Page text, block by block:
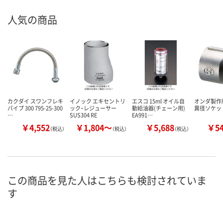
人気の商品
カクダイ スワンフレキ
パイプ 300 795-25-300
…
￥4,552（税込）
イノック エキセントリ
ック・レジューサー
SUS304 RE
￥1,804～（税込）
エスコ 15ml オイル自
動給油器(チェーン用)
EA991…
￥5,688（税込）
オンダ製作
異径ソケッ
￥
この商品を見た人はこちらも検討されていま
す